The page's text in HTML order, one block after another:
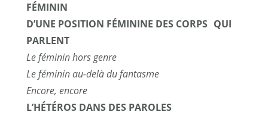
FÉMININ
D’UNE POSITION FÉMININE DES CORPS QUI
PARLENT
Le féminin hors genre
Le féminin au-delà du fantasme
Encore, encore
L’HÉTÉROS DANS DES PAROLES